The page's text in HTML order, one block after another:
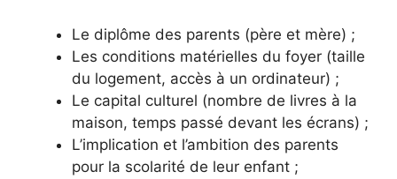
Le diplôme des parents (père et mère) ;
Les conditions matérielles du foyer (taille
du logement, accès à un ordinateur) ;
Le capital culturel (nombre de livres à la
maison, temps passé devant les écrans) ;
L’implication et l’ambition des parents
pour la scolarité de leur enfant ;